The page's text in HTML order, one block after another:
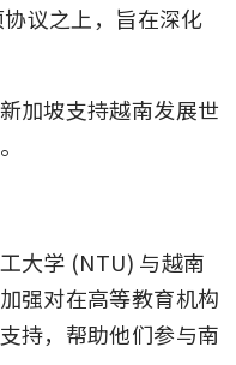
议之上，旨在深化
加坡支持越南发展世
大学 (NTU) 与越南
强对在高等教育机构
持，帮助他们参与南